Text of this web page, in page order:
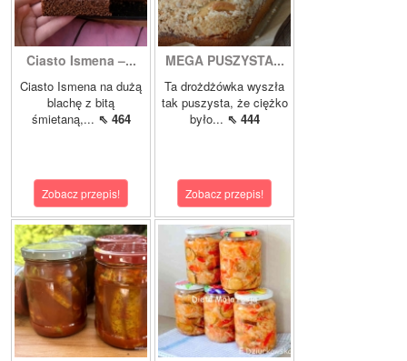
Ciasto Ismena –...
Ciasto Ismena na dużą
blachę z bitą
śmietaną,... ⇖ 464
Zobacz przepis!
MEGA PUSZYSTA...
Ta drożdżówka wyszła
tak puszysta, że ciężko
było... ⇖ 444
Zobacz przepis!